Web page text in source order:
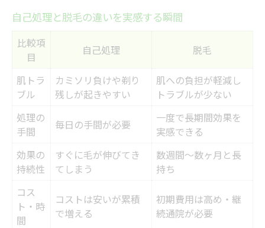
自己処理と脱毛の違いを実感する瞬間
比較項
目
自己処理 脱毛
肌トラ
ブル
カミソリ負けや剃り
残しが起きやすい
肌への負担が軽減し
トラブルが少ない
処理の
手間
毎日の手間が必要
一度で長期間効果を
実感できる
効果の
持続性
すぐに毛が伸びてき
てしまう
数週間～数ヶ月と長
持ち
コス
ト・時
間
コストは安いが累積
で増える
初期費用は高め・継
続通院が必要